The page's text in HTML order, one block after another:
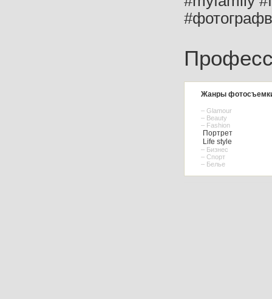
Жанры
– Glamour
– Beauty
– Fashion
Портрет
Life style
– Бизнес
– Спорт
– Белье